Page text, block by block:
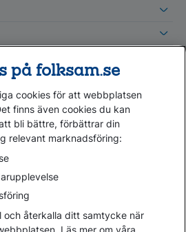
på folksam.se
cookies för att webbplatsen
finns även cookies du kan
bli bättre, förbättrar din
relevant marknadsföring:
och återkalla ditt samtycke när
Läs mer om våra